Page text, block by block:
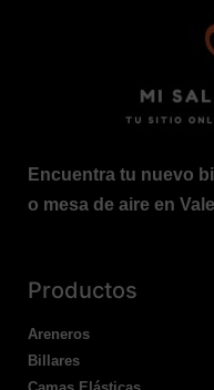
Encuentra tu nuevo
o mesa de aire en
Productos
Areneros
Billares